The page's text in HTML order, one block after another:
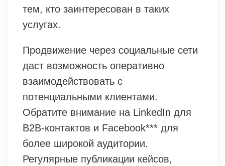
тем, кто заинтересован в таких
услугах.
Продвижение через социальные сети
даст возможность оперативно
взаимодействовать с
потенциальными клиентами.
Обратите внимание на LinkedIn для
B2B-контактов и Facebook*** для
более широкой аудитории.
Регулярные публикации кейсов,